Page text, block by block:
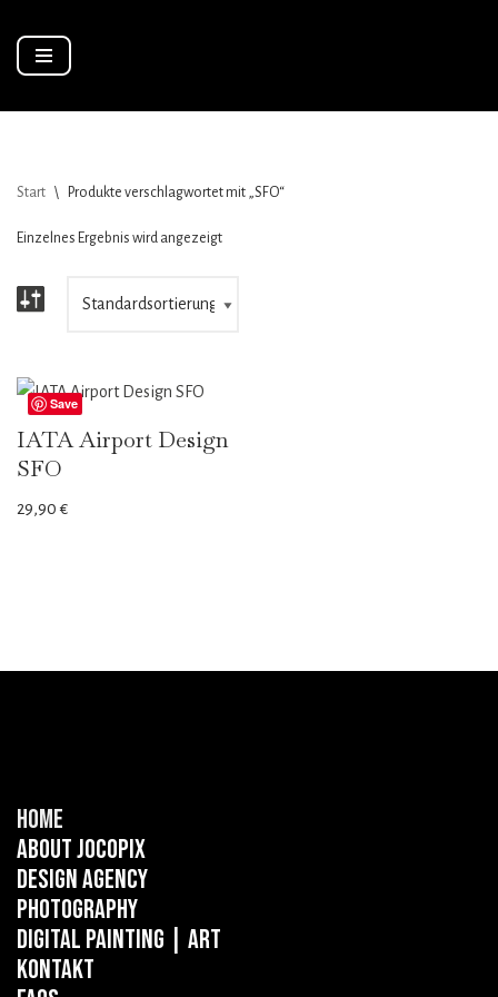
Zum
Start \ Produkte verschlagwortet mit „SFO“
Einzelnes Ergebnis wird angezeigt
Save
IATA Airport Design
SFO
29,90€
Home
About Jocopix
Design Agency
Photography
Digital Painting | ART
Kontakt